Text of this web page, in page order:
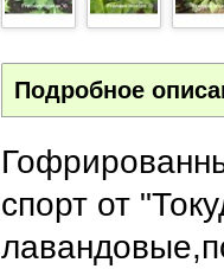
Подробное
спорт от